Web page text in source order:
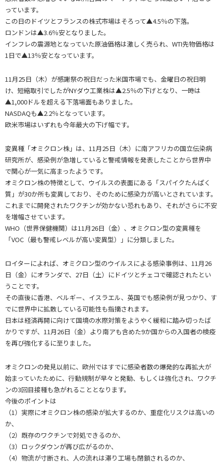
っています。
この日のドイツとフランスの株式市場はそろって▲4.5％の下落。
ロンドンは▲3.6％安となりました。
インフレの震源地となっていた原油価格は激しく売られ、WTI先物価格は
1日で▲13％安となっています。
11月25日（木）が感謝祭の祝日だった米国市場でも、金曜日の祝日明
け、短縮取引でしたがNYダウ工業株は▲2.5％の下げとなり、一時は
▲1,000ドルを超える下落場面もありました。
NASDAQも▲2.2％となっています。
欧米市場はいずれも今年最大の下げ幅です。
変異種「オミクロン株」は、11月25日（木）に南アフリカの国立伝染病
研究所が、感染例が急増していると警戒情報を発表したことから世界中
で関心が一気に高まったようです。
オミクロン株の特徴として、ウイルスの表面にある「スパイクたんぱく
質」が30か所も変異しており、そのために感染力が高いとされています。
これまでに開発されたワクチンが効かない恐れもあり、それがさらに不安
を増幅させています。
WHO（世界保健機関）は11月26日（金）、オミクロン型の変異種を
「VOC（最も警戒レベルが高い変異型）」に分類しました。
ロイターによれば、オミクロン型のウイルスによる感染事例は、11月26
日（金）にオランダで、27日（土）にドイツとチェコで確認されたとい
うことです。
その直後に香港、ベルギー、イスラエル、英国でも感染例が見つかり、す
でに世界中に拡散している可能性も指摘されます。
日本は経済再開に向けて国境の水際対策をようやく緩和に踏み切ったば
かりですが、11月26日（金）より南アも含めた9か国からの入国者の検疫
を再び強化するに至りました。
オミクロンの発見以前に、欧州ではすでに感染者数の爆発的な再拡大が
始まっていたために、行動規制が早々と発動、もしくは強化され、ワクチ
ンの3回目接種も急がれることとなります。
今後のポイントは
（1）実際にオミクロン株の感染が拡大するのか、重症化リスクは高いの
か、
（2）既存のワクチンで対処できるのか、
（3）ロックダウンが再び広がるのか、
（4）物流が寸断され、人の流れは滞り工場も閉鎖されるのか、